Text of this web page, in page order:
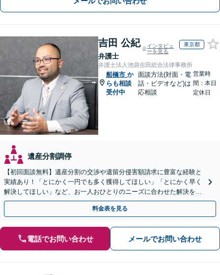
吉田 公紀
弁護士
インタビュ
ーを見る
東京都
弁護士法人池袋吉田総合法律事務所
船橋市 か
らも相談
受付中
面談方法(対面・電
話・ビデオなど)は
応相談
営業時
間：本日
定休日
遺産分割調停
【初回面談無料】遺産分割の交渉や遺留分侵害額請求に豊富な経験と
実績あり！「とにかく一円でも多く獲得してほしい」「とにかく早く
解決してほしい」など、お一人おひとりのニーズに合わせた解決を目
指します【WEB面談可】
料金表を見る
電話でお問い合わせ メールでお問い合わせ